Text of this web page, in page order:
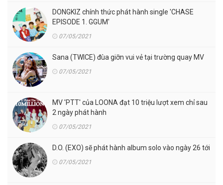
DONGKIZ chính thức phát hành single 'CHASE
EPISODE 1. GGUM'
07/05/2021
Sana (TWICE) đùa giỡn vui vẻ tại trường quay MV
07/05/2021
MV 'PTT' của LOONA đạt 10 triệu lượt xem chỉ sau
2 ngày phát hành
07/05/2021
D.O. (EXO) sẽ phát hành album solo vào ngày 26 tới
07/05/2021